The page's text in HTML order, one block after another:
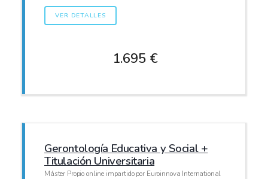
VER DETALLES
1.695 €
Gerontología Educativa y Social +
Titulación Universitaria
Máster Propio online impartido por Euroinnova International